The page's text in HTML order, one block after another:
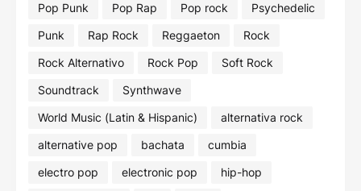
Pop Punk
Pop Rap Pop rock
Psychedelic
Punk
Rap Rock Reggaeton
Rock
Rock Alternativo
Rock Pop
Soft Rock
Soundtrack
Synthwave
World Music (Latin & Hispanic)
alternativa rock
alternative pop
bachata
cumbia
electro pop
electronic pop
hip-hop